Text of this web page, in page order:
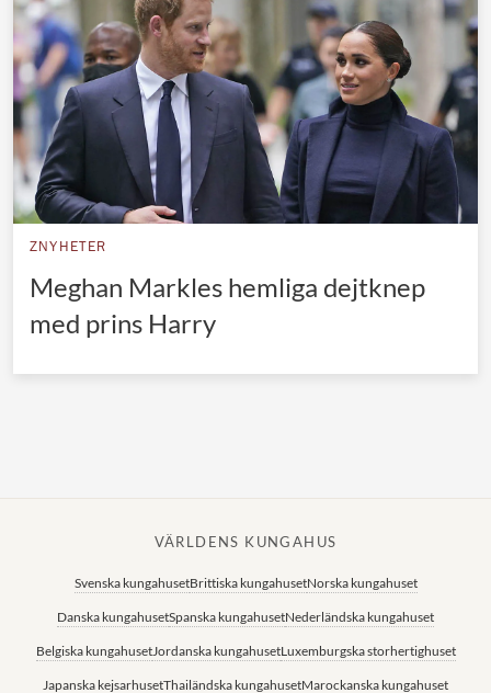
Belgiska kungahuset
Jordanska kungahuset
Luxemburgska storhertighuset
Japanska kejsarhuset
Thailändska kungahuset
Marockanska kungahuset
ZNYHETER
Meghan Markles hemliga dejtknep
med prins Harry
VÄRLDENS KUNGAHUS
Svenska kungahusetBrittiska kungahusetNorska kungahuset
Danska kungahusetSpanska kungahusetNederländska kungahuset
Belgiska kungahusetJordanska kungahusetLuxemburgska storhertighuset
Japanska kejsarhusetThailändska kungahusetMarockanska kungahuset